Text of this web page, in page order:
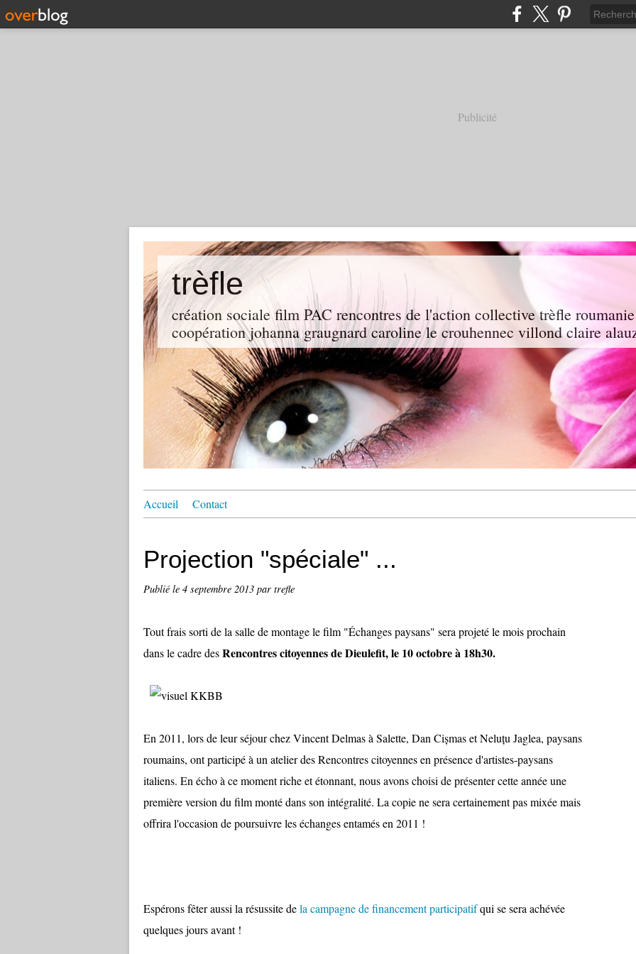
Publicité
trèfle
création sociale film PAC rencontres de l'action collective trèfle
coopération johanna graugnard caroline le crouhennec villond claire
Accueil Contact
Projection "spéciale" ...
Publié le 4 septembre 2013 par trefle
Tout frais sorti de la salle de montage le film "Échanges paysans" sera projeté le mois prochain
dans le cadre desRencontres citoyennes de Dieulefit, le 10 octobre à 18h30.
En 2011, lors de leur séjour chez Vincent Delmas à Salette, Dan Cișmas et Neluțu Jaglea, paysans
roumains, ont participé à un atelier des Rencontres citoyennes en présence d'artistes-paysans
italiens. En écho à ce moment riche et étonnant, nous avons choisi de présenter cette année une
première version du film monté dans son intégralité. La copie ne sera certainement pas mixée mais
offrira l'occasion de poursuivre les échanges entamés en 2011 !
Espérons fêter aussi la résussite dela campagne de financement participatifqui se sera achévée
quelques jours avant !